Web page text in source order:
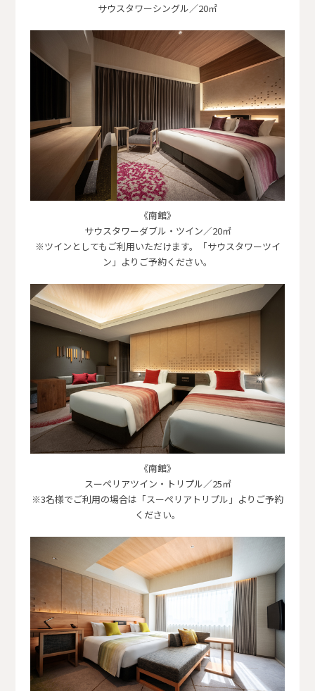
サウスタワーシングル／20㎡
《南館》
サウスタワーダブル・ツイン／20㎡
※ツインとしてもご利用いただけます。「サウスタワーツイ
ン」よりご予約ください。
《南館》
スーペリアツイン・トリプル／25㎡
※3名様でご利用の場合は「スーペリアトリプル」よりご予約
ください。